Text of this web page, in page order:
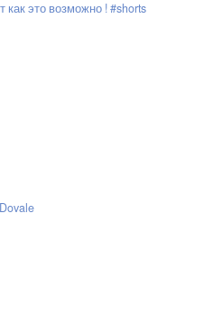
как это возможно ! #shorts